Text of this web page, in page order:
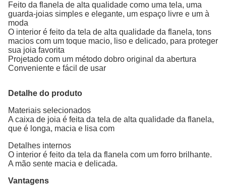
Feito da flanela de alta qualidade como uma tela, uma
guarda-joias simples e elegante, um espaço livre e um à
moda
O interior é feito da tela de alta qualidade da flanela, tons
macios com um toque macio, liso e delicado, para proteger
sua joia favorita
Projetado com um método dobro original da abertura
Conveniente e fácil de usar
Detalhe do produto
Materiais selecionados
A caixa de joia é feita da tela de alta qualidade da flanela,
que é longa, macia e lisa com
Detalhes internos
O interior é feito da tela da flanela com um forro brilhante.
A mão sente macia e delicada.
Vantagens